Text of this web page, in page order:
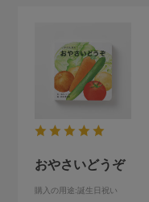
おやさいどうぞ
購入の用途:誕生日祝い